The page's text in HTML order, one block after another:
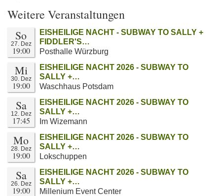
Weitere Veranstaltungen
So
27. Dez
19:00
EISHEILIGE NACHT - SUBWAY TO SALLY +
FIDDLER'S…
Posthalle Würzburg
Mi
30. Dez
19:00
EISHEILIGE NACHT 2026 - SUBWAY TO
SALLY +…
Waschhaus Potsdam
Sa
12. Dez
17:45
EISHEILIGE NACHT 2026 - SUBWAY TO
SALLY +…
Im Wizemann
Mo
28. Dez
19:00
EISHEILIGE NACHT 2026 - SUBWAY TO
SALLY +…
Lokschuppen
Sa
26. Dez
19:00
EISHEILIGE NACHT 2026 - SUBWAY TO
SALLY +…
Millenium Event Center